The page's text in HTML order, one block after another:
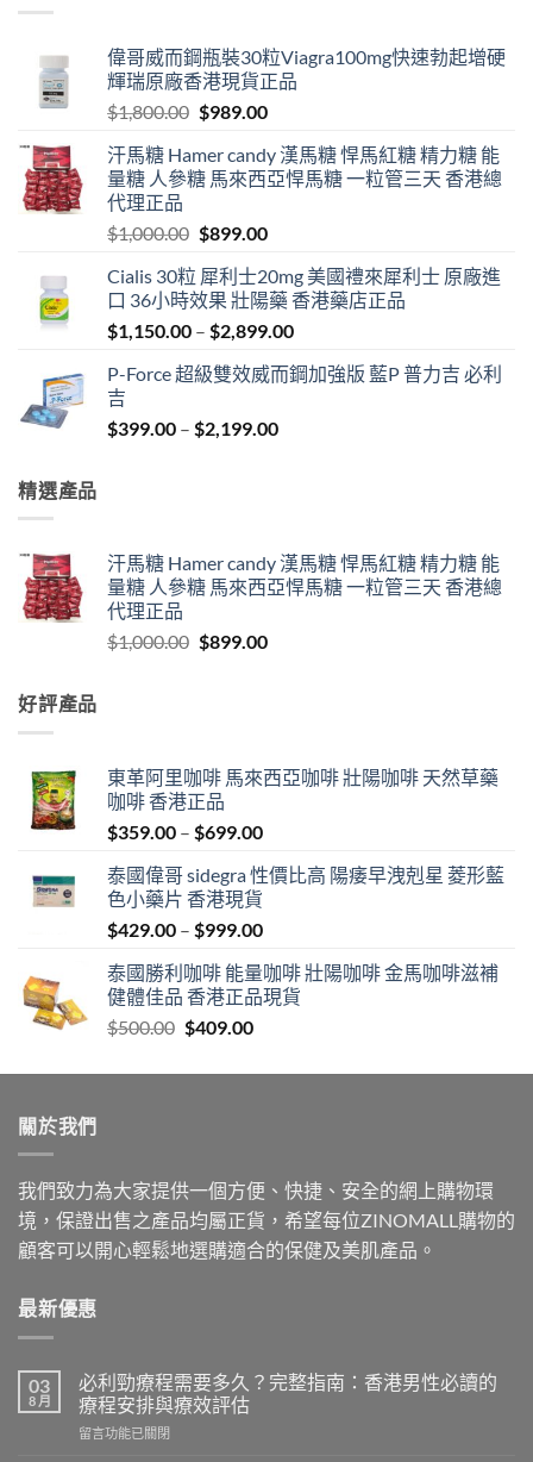
偉哥威而鋼瓶裝30粒Viagra100mg快速勃起增硬
輝瑞原廠香港現貨正品
$1,800.00 Original
was:
$1,800.00.
$989.00Current
is:
$989.00.
汗馬糖 Hamer candy 漢馬糖 悍馬紅糖 精力糖 能
量糖 人參糖 馬來西亞悍馬糖 一粒管三天 香港總
代理正品
$1,000.00 Original
was:
$1,000.00.
$899.00Current
is:
$899.00.
Cialis 30粒 犀利士20mg 美國禮來犀利士 原廠進
口 36小時效果 壯陽藥 香港藥店正品
$1,150.00 – $2,899.00Price
$1,150.00
P-Force 超級雙效威而鋼加強版 藍P 普力吉 必利
吉
$399.00 – $2,199.00Price
精選產品
汗馬糖 Hamer candy 漢馬糖 悍馬紅糖 精力糖 能
量糖 人參糖 馬來西亞悍馬糖 一粒管三天 香港總
代理正品
$1,000.00 Original
$899.00Current
好評產品
東革阿里咖啡 馬來西亞咖啡 壯陽咖啡 天然草藥
咖啡 香港正品
$359.00 – $699.00Price
$359.00
$699.00
泰國偉哥 sidegra 性價比高 陽痿早洩剋星 菱形藍
色小藥片 香港現貨
$429.00 – $999.00Price
$429.00
through
泰國勝利咖啡 能量咖啡 壯陽咖啡 金馬咖啡滋補
健體佳品 香港正品現貨
$500.00 Original
was:
$409.00Current
is:
關於我們
我們致力為大家提供一個方便、快捷、安全的網上購物環
境，保證出售之產品均屬正貨，希望每位ZINOMALL購物的
顧客可以開心輕鬆地選購適合的保健及美肌產品。
最新優惠
03
8 月
必利勁療程需要多久？完整指南：香港男性必讀的
療程安排與療效評估
在
留言功能已關閉